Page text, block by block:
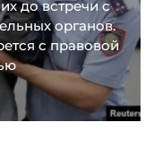
до встречи с
органов.
с правовой